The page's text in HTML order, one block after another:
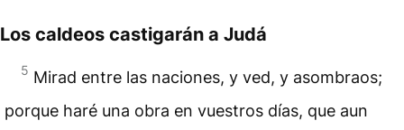
Los caldeos castigarán a Judá
5 Mirad entre las naciones, y ved, y asombraos;
porque haré una obra en vuestros días, que aun